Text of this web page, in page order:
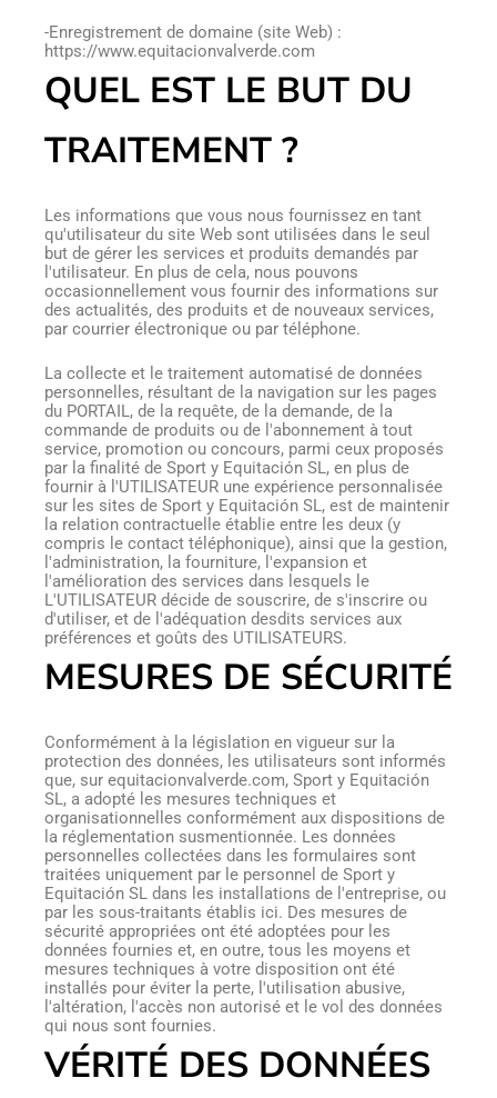
-Enregistrement de domaine (site Web) :
https://www.equitacionvalverde.com
QUEL EST LE BUT DU
TRAITEMENT ?
Les informations que vous nous fournissez en tant
qu'utilisateur du site Web sont utilisées dans le seul
but de gérer les services et produits demandés par
l'utilisateur. En plus de cela, nous pouvons
occasionnellement vous fournir des informations sur
des actualités, des produits et de nouveaux services,
par courrier électronique ou par téléphone.
La collecte et le traitement automatisé de données
personnelles, résultant de la navigation sur les pages
du PORTAIL, de la requête, de la demande, de la
commande de produits ou de l'abonnement à tout
service, promotion ou concours, parmi ceux proposés
par la finalité de Sport y Equitación SL, en plus de
fournir à l'UTILISATEUR une expérience personnalisée
sur les sites de Sport y Equitación SL, est de maintenir
la relation contractuelle établie entre les deux (y
compris le contact téléphonique), ainsi que la gestion,
l'administration, la fourniture, l'expansion et
l'amélioration des services dans lesquels le
L'UTILISATEUR décide de souscrire, de s'inscrire ou
d'utiliser, et de l'adéquation desdits services aux
préférences et goûts des UTILISATEURS.
MESURES DE SÉCURITÉ
Conformément à la législation en vigueur sur la
protection des données, les utilisateurs sont informés
que, sur equitacionvalverde.com, Sport y Equitación
SL, a adopté les mesures techniques et
organisationnelles conformément aux dispositions de
la réglementation susmentionnée. Les données
personnelles collectées dans les formulaires sont
traitées uniquement par le personnel de Sport y
Equitación SL dans les installations de l'entreprise, ou
par les sous-traitants établis ici. Des mesures de
sécurité appropriées ont été adoptées pour les
données fournies et, en outre, tous les moyens et
mesures techniques à votre disposition ont été
installés pour éviter la perte, l'utilisation abusive,
l'altération, l'accès non autorisé et le vol des données
qui nous sont fournies.
VÉRITÉ DES DONNÉES